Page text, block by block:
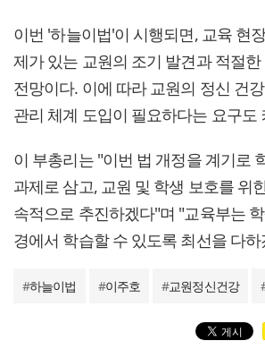
이번 '하늘이법'이 시행되면, 교육 현
제가 있는 교원의 조기 발견과 적절
전망이다. 이에 따라 교원의 정신 건
관리 체계 도입이 필요하다는 요구도
이 부총리는 "이번 법 개정을 계기로
과제로 삼고, 교원 및 학생 보호를 위
속적으로 추진하겠다"며 "교육부는
경에서 학습할 수 있도록 최선을 다
#하늘이법 #이주호 #교원정신건강